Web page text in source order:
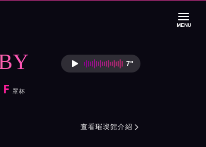
MENU
按摩師BABY語音
7"
F 罩杯
班表 查看璀璨館介紹 